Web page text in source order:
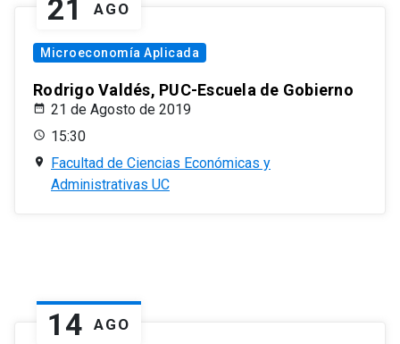
21 AGO
Microeconomía Aplicada
Rodrigo Valdés, PUC-Escuela de Gobierno
21 de Agosto de 2019
15:30
Facultad de Ciencias Económicas y
Administrativas UC
14 AGO